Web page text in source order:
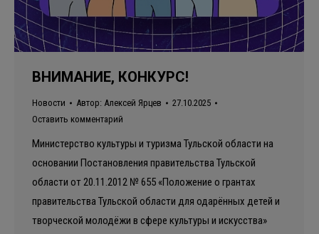
ВНИМАНИЕ, КОНКУРС!
Новости Автор: Алексей Ярцев
27.10.2025
Оставить комментарий
Министерство культуры и туризма Тульской области на
основании Постановления правительства Тульской
области от 20.11.2012 № 655 «Положение о грантах
правительства Тульской области для одарённых детей и
творческой молодёжи в сфере культуры и искусства»